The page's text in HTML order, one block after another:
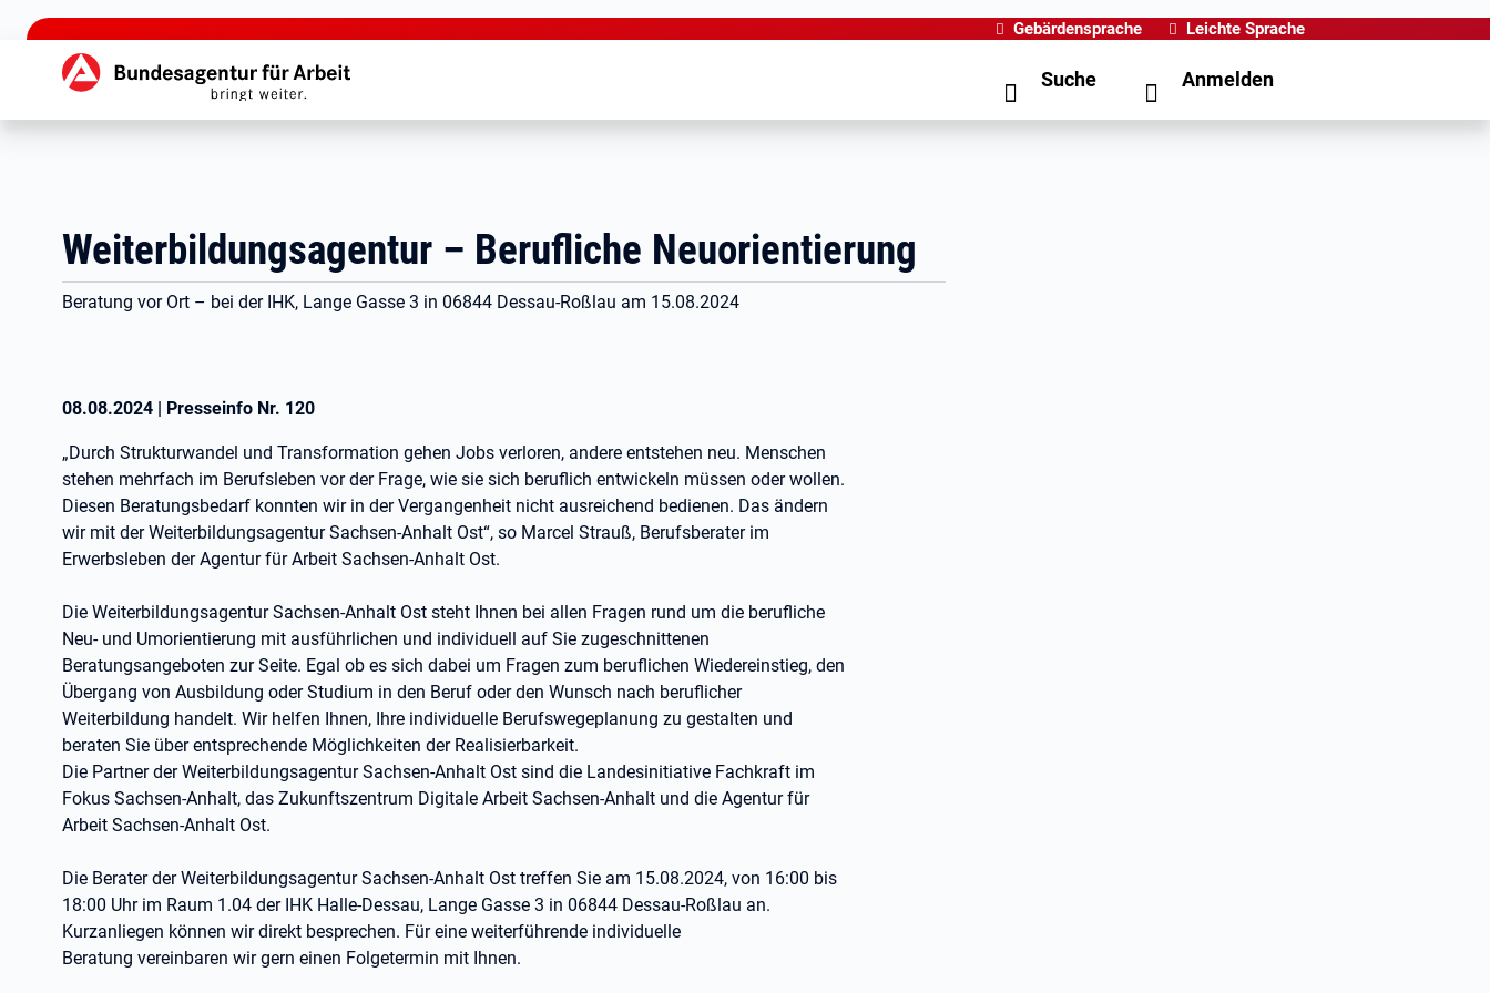
zu den Hauptinhalten springen
Gebärdensprache Leichte Sprache
Hauptnavigation Suche Anmelden
Weiterbildungsagentur – Berufliche Neuorientierung
Beratung vor Ort – bei der IHK, Lange Gasse 3 in 06844 Dessau-Roßlau am 15.08.2024
08.08.2024 | Presseinfo Nr. 120
„Durch Strukturwandel und Transformation gehen Jobs verloren, andere entstehen neu. Menschen
stehen mehrfach im Berufsleben vor der Frage, wie sie sich beruflich entwickeln müssen oder wollen.
Diesen Beratungsbedarf konnten wir in der Vergangenheit nicht ausreichend bedienen. Das ändern
wir mit der Weiterbildungsagentur Sachsen-Anhalt Ost“, so Marcel Strauß, Berufsberater im
Erwerbsleben der Agentur für Arbeit Sachsen-Anhalt Ost.
Die Weiterbildungsagentur Sachsen-Anhalt Ost steht Ihnen bei allen Fragen rund um die berufliche
Neu- und Umorientierung mit ausführlichen und individuell auf Sie zugeschnittenen
Beratungsangeboten zur Seite. Egal ob es sich dabei um Fragen zum beruflichen Wiedereinstieg, den
Übergang von Ausbildung oder Studium in den Beruf oder den Wunsch nach beruflicher
Weiterbildung handelt. Wir helfen Ihnen, Ihre individuelle Berufswegeplanung zu gestalten und
beraten Sie über entsprechende Möglichkeiten der Realisierbarkeit.
Die Partner der Weiterbildungsagentur Sachsen-Anhalt Ost sind die Landesinitiative Fachkraft im
Fokus Sachsen-Anhalt, das Zukunftszentrum Digitale Arbeit Sachsen-Anhalt und die Agentur für
Arbeit Sachsen-Anhalt Ost.
Die Berater der Weiterbildungsagentur Sachsen-Anhalt Ost treffen Sie am 15.08.2024, von 16:00 bis
18:00 Uhr im Raum 1.04 der IHK Halle-Dessau, Lange Gasse 3 in 06844 Dessau-Roßlau an.
Kurzanliegen können wir direkt besprechen. Für eine weiterführende individuelle
Beratung vereinbaren wir gern einen Folgetermin mit Ihnen.